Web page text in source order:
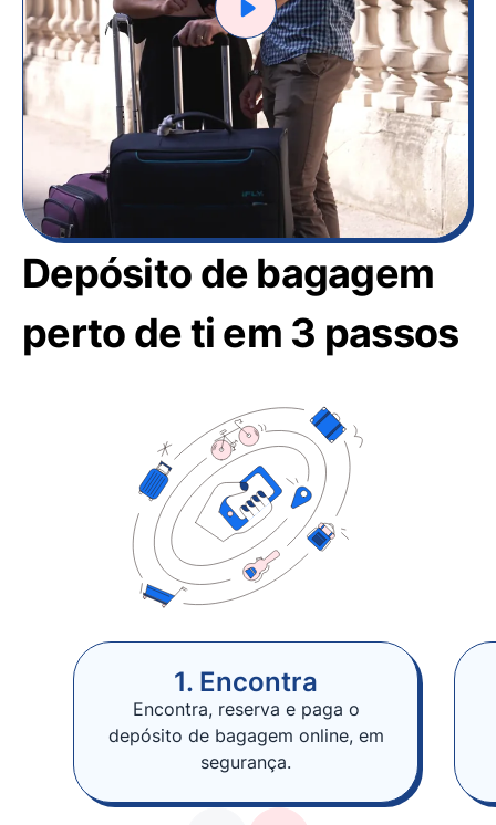
Depósito de bagagem
perto de ti em 3 passos
1. Encontra
Encontra, reserva e paga o
depósito de bagagem online, em
segurança.